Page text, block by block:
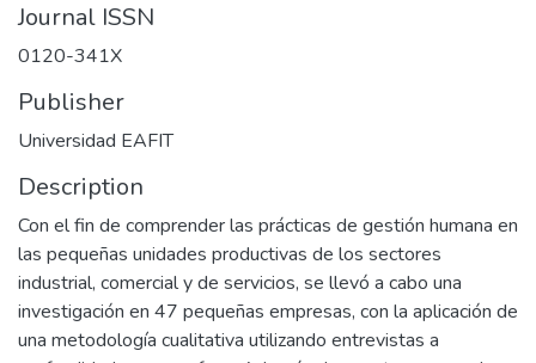
Journal ISSN
0120-341X
Publisher
Universidad EAFIT
Description
Con el fin de comprender las prácticas de gestión humana en
las pequeñas unidades productivas de los sectores
industrial, comercial y de servicios, se llevó a cabo una
investigación en 47 pequeñas empresas, con la aplicación de
una metodología cualitativa utilizando entrevistas a